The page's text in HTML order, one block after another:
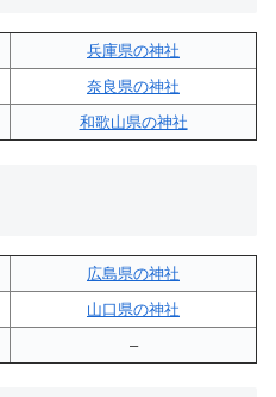
兵庫県の神社
奈良県の神社
和歌山県の神社
広島県の神社
山口県の神社
–